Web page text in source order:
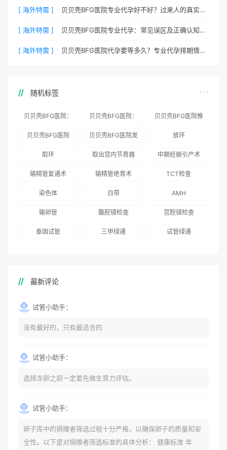
[ 海外特需 ] 贝贝壳BFG医院专业代孕好不好？过来人的真实心声
[ 海外特需 ] 贝贝壳BFG医院专业代孕：常见误区及正确认知全梳理
[ 海外特需 ] 贝贝壳BFG医院代孕要等多久？专业代孕排期情况公开
随机标签
贝贝壳BFG医院：
务
贝贝壳BFG医院：
术”和“法律支持”
贝贝壳BFG医院推
贝贝壳BFG医院
贝贝壳BFG医院发
国版）》
放环
取环 取出宫内节育器 中期妊娠引产术
输精管复通术 输精管绝育术 TCT检查
染色体 白带 AMH
输卵管 腹腔镜检查 宫腔镜检查
泰国试管 三甲绿通 试管绿通
最新评论
试管小助手：
没有最好的，只有最适合的
试管小助手：
选择冻卵之前一定要先做生育力评估。
试管小助手：
卵子库中的捐赠者筛选过程十分严格，以确保卵子的质量和安
全性。以下是对捐赠者筛选标准的具体分析： 健康标准 年